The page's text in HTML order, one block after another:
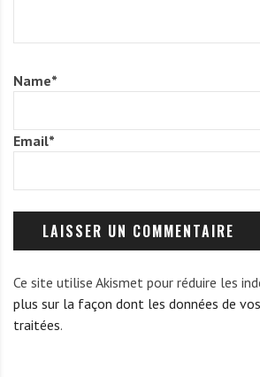
Name*
Email*
Ce site utilise Akismet pour réduire les
plus sur la façon dont les données de
traitées.